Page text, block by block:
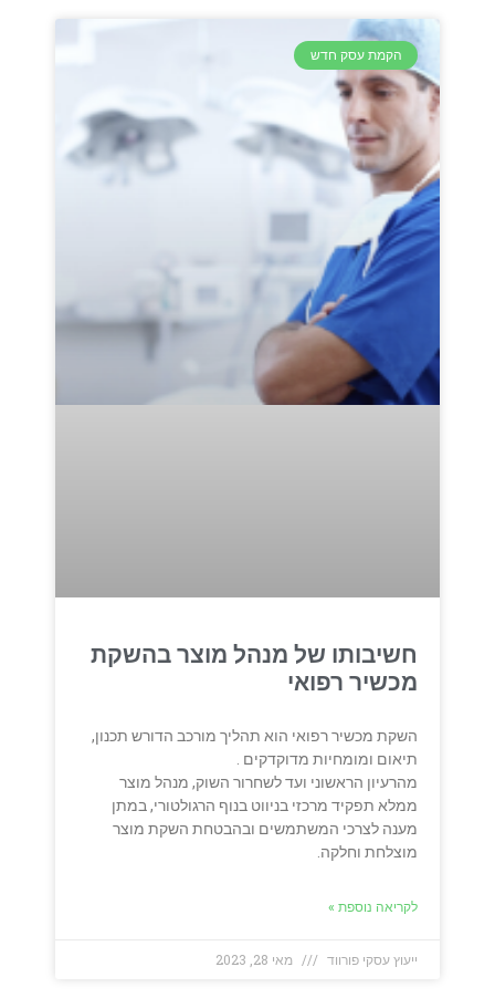
הקמת עסק חדש
חשיבותו של מנהל מוצר בהשקת
מכשיר רפואי
השקת מכשיר רפואי הוא תהליך מורכב הדורש תכנון,
תיאום ומומחיות מדוקדקים .
מהרעיון הראשוני ועד לשחרור השוק, מנהל מוצר
ממלא תפקיד מרכזי בניווט בנוף הרגולטורי, במתן
מענה לצרכי המשתמשים ובהבטחת השקת מוצר
מוצלחת וחלקה.
לקריאה נוספת »
ייעוץ עסקי פורווד מאי 28, 2023